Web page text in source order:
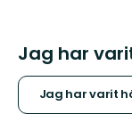
Jag har
Jag har varit